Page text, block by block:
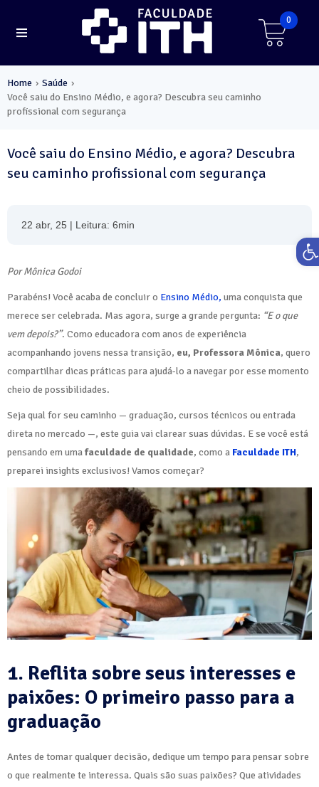
0
Home › Saúde ›
Você saiu do Ensino Médio, e agora? Descubra seu caminho
profissional com segurança
Você saiu do Ensino Médio, e agora? Descubra
seu caminho profissional com segurança
22 abr, 25 | Leitura: 6min
Por Mônica Godoi
Parabéns! Você acaba de concluir o Ensino Médio, uma conquista que
merece ser celebrada. Mas agora, surge a grande pergunta: “E o que
vem depois?”. Como educadora com anos de experiência
acompanhando jovens nessa transição, eu, Professora Mônica, quero
compartilhar dicas práticas para ajudá-lo a navegar por esse momento
cheio de possibilidades.
Seja qual for seu caminho — graduação, cursos técnicos ou entrada
direta no mercado —, este guia vai clarear suas dúvidas. E se você está
pensando em umafaculdade de qualidade, como a Faculdade ITH,
preparei insights exclusivos! Vamos começar?
1. Reflita sobre seus interesses e
paixões: O primeiro passo para a
graduação
Antes de tomar qualquer decisão, dedique um tempo para pensar sobre
o que realmente te interessa. Quais são suas paixões? Que atividades